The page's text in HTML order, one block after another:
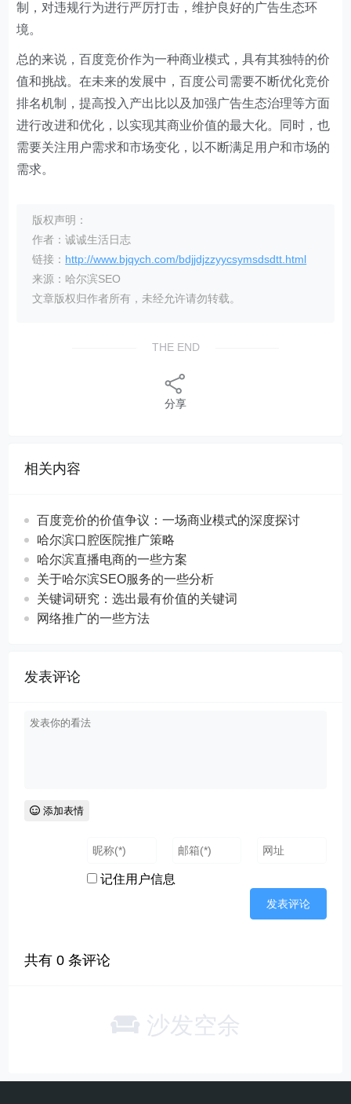
制，对违规行为进行严厉打击，维护良好的广告生态环
境。
总的来说，百度竞价作为一种商业模式，具有其独特的价
值和挑战。在未来的发展中，百度公司需要不断优化竞价
排名机制，提高投入产出比以及加强广告生态治理等方面
进行改进和优化，以实现其商业价值的最大化。同时，也
需要关注用户需求和市场变化，以不断满足用户和市场的
需求。
版权声明：
作者：诚诚生活日志
链接： http://www.bjqych.com/bdjjdjzzyycsymsdsdtt.html
来源：哈尔滨SEO
文章版权归作者所有，未经允许请勿转载。
THE END
分享
相关内容
百度竞价的价值争议：一场商业模式的深度探讨
哈尔滨口腔医院推广策略
哈尔滨直播电商的一些方案
关于哈尔滨SEO服务的一些分析
关键词研究：选出最有价值的关键词
网络推广的一些方法
发表评论
添加表情
记住用户信息
共有0 条评论
沙发空余